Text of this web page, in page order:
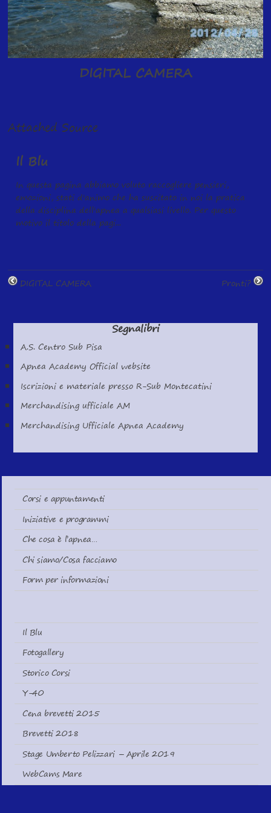
DIGITAL CAMERA
Attached Source
Il Blu
In questa pagina abbiamo voluto raccogliere pensieri,
emozioni, stati d'animo che ha suscitato in noi la pratica
della disciplina dell'apnea a qualsiasi livello. Per questo
motivo il titolo della pagi...
DIGITAL CAMERA Pronti?
Segnalibri
A.S. Centro Sub Pisa
Apnea Academy Official website
Iscrizioni e materiale presso R-Sub Montecatini
Merchandising ufficiale AM
Merchandising Ufficiale Apnea Academy
Corsi e appuntamenti
Iniziative e programmi
Che cosa è l’apnea…
Chi siamo/Cosa facciamo
Form per informazioni
Il Blu
Fotogallery
Storico Corsi
Y-40
Cena brevetti 2015
Brevetti 2018
Stage Umberto Pelizzari – Aprile 2019
WebCams Mare